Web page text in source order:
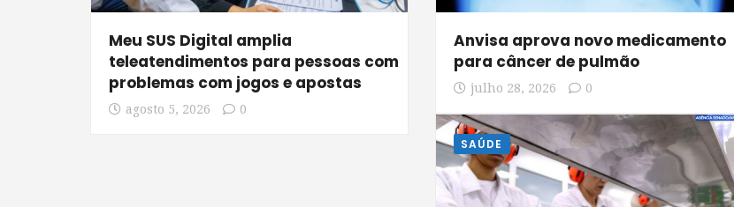
Meu SUS Digital amplia
teleatendimentos para pessoas com
problemas com jogos e apostas
agosto 5, 2026 0
Anvisa aprova novo medicamento
para câncer de pulmão
julho 28, 2026 0
SAÚDE